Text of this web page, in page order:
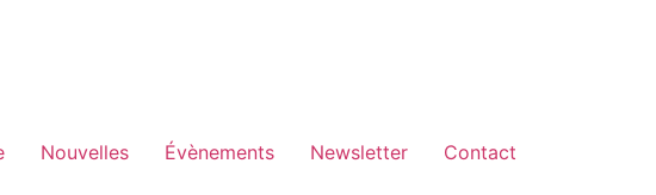
Nouvelles Évènements Newsletter Contact